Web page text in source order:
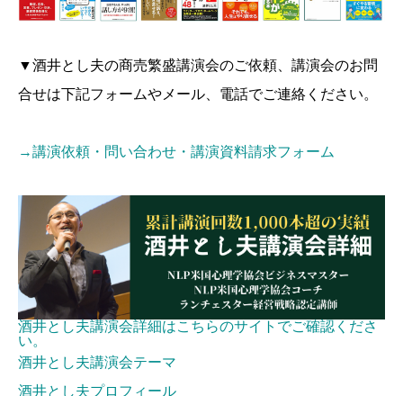
▼酒井とし夫の商売繁盛講演会のご依頼、講演会のお問
合せは下記フォームやメール、電話でご連絡ください。
→講演依頼・問い合わせ・講演資料請求フォーム
酒井とし夫講演会詳細はこちらのサイトでご確認くださ
い。
酒井とし夫講演会テーマ
酒井とし夫プロフィール